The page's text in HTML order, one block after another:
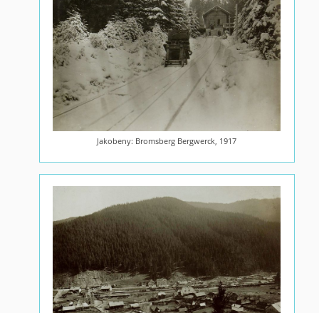
Jakobeny: Bromsberg Bergwerck, 1917